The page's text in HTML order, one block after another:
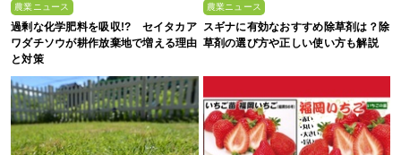
農業ニュース
過剰な化学肥料を吸収!? セイタカア
ワダチソウが耕作放棄地で増える理由
と対策
農業ニュース
スギナに有効なおすすめ除草剤は？除
草剤の選び方や正しい使い方も解説